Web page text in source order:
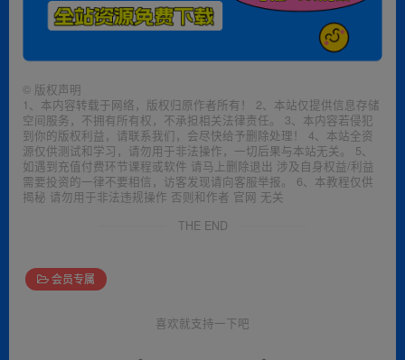
© 版权声明
1、本内容转载于网络，版权归原作者所有！ 2、本站仅提供信息存储
空间服务，不拥有所有权，不承担相关法律责任。 3、本内容若侵犯
到你的版权利益，请联系我们，会尽快给予删除处理！ 4、本站全资
源仅供测试和学习，请勿用于非法操作，一切后果与本站无关。 5、
如遇到充值付费环节课程或软件 请马上删除退出 涉及自身权益/利益
需要投资的一律不要相信，访客发现请向客服举报。 6、本教程仅供
揭秘 请勿用于非法违规操作 否则和作者 官网 无关
THE END
会员专属
喜欢就支持一下吧